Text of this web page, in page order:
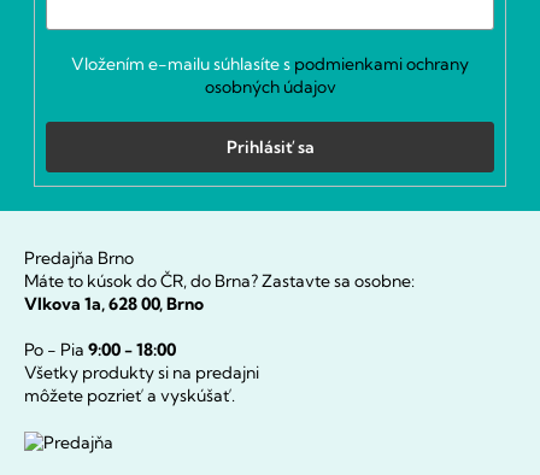
Vložením e-mailu súhlasíte s podmienkami ochrany
osobných údajov
Prihlásiť sa
Predajňa Brno
Máte to kúsok do ČR, do Brna? Zastavte sa osobne:
Vlkova 1a, 628 00, Brno
Po - Pia 9:00 - 18:00
Všetky produkty si na predajni
môžete pozrieť a vyskúšať.